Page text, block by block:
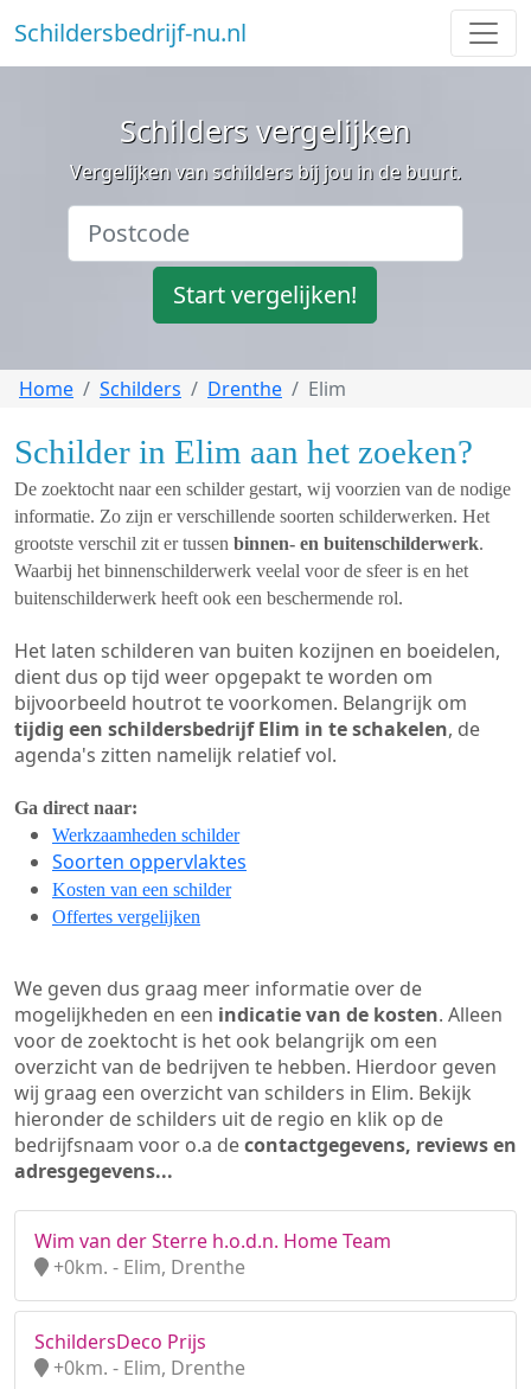
Schildersbedrijf-nu.nl
Schilders vergelijken
Vergelijken van schilders bij jou in de buurt.
Start vergelijken!
Home Schilders Drenthe Elim
Schilder in Elim aan het zoeken?
De zoektocht naar een schilder gestart, wij voorzien van de nodige
informatie. Zo zijn er verschillende soorten schilderwerken. Het
grootste verschil zit er tussen binnen- en buitenschilderwerk.
Waarbij het binnenschilderwerk veelal voor de sfeer is en het
buitenschilderwerk heeft ook een beschermende rol.
Het laten schilderen van buiten kozijnen en boeidelen,
dient dus op tijd weer opgepakt te worden om
bijvoorbeeld houtrot te voorkomen. Belangrijk om
tijdig een schildersbedrijf Elim in te schakelen, de
agenda's zitten namelijk relatief vol.
Ga direct naar:
Werkzaamheden schilder
Soorten oppervlaktes
Kosten van een schilder
Offertes vergelijken
We geven dus graag meer informatie over de
mogelijkheden en een indicatie van de kosten. Alleen
voor de zoektocht is het ook belangrijk om een
overzicht van de bedrijven te hebben. Hierdoor geven
wij graag een overzicht van schilders in Elim. Bekijk
hieronder de schilders uit de regio en klik op de
bedrijfsnaam voor o.a decontactgegevens, reviews en
adresgegevens...
Wim van der Sterre h.o.d.n. Home Team
+0km. - Elim, Drenthe
SchildersDeco Prijs
+0km. - Elim, Drenthe